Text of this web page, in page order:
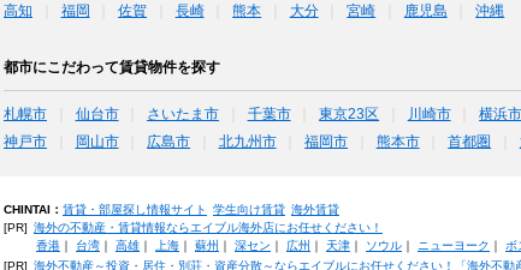
高知
福岡 佐賀 長崎 熊本 大分 宮崎 鹿児島 沖縄
都市にこだわって賃貸物件を探す
札幌市 仙台市 さいたま市 千葉市 東京23区 川崎市 横浜市
神戸市
岡山市 広島市 北九州市 福岡市 熊本市 首都圏
CHINTAI： 賃貸・部屋探し情報サイト 学生向け賃貸 海外賃貸
[PR] 海外の不動産・賃貸情報ならエイブル海外店にお任せください！
香港｜ 台湾｜ 高雄｜ 上海｜ 蘇州 ｜ 深セン ｜ 広州 ｜ 天津｜ ソウル｜ ニューヨーク ｜ ボ
[PR] 海外不動産～投資・居住・別荘・資産分散～ならエイブルにお任せください！「海外不動